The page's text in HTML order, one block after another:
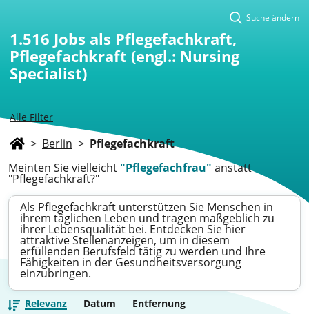
Alle Filter
Suche ändern
1.516 Jobs als Pflegefachkraft,
Pflegefachkraft (engl.: Nursing
Specialist)
> Berlin > Pflegefachkraft
Meinten Sie vielleicht "Pflegefachfrau" anstatt
"Pflegefachkraft?"
Als Pflegefachkraft unterstützen Sie Menschen in
ihrem täglichen Leben und tragen maßgeblich zu
ihrer Lebensqualität bei. Entdecken Sie hier
attraktive Stellenanzeigen, um in diesem
erfüllenden Berufsfeld tätig zu werden und Ihre
Fähigkeiten in der Gesundheitsversorgung
einzubringen.
Relevanz Datum Entfernung